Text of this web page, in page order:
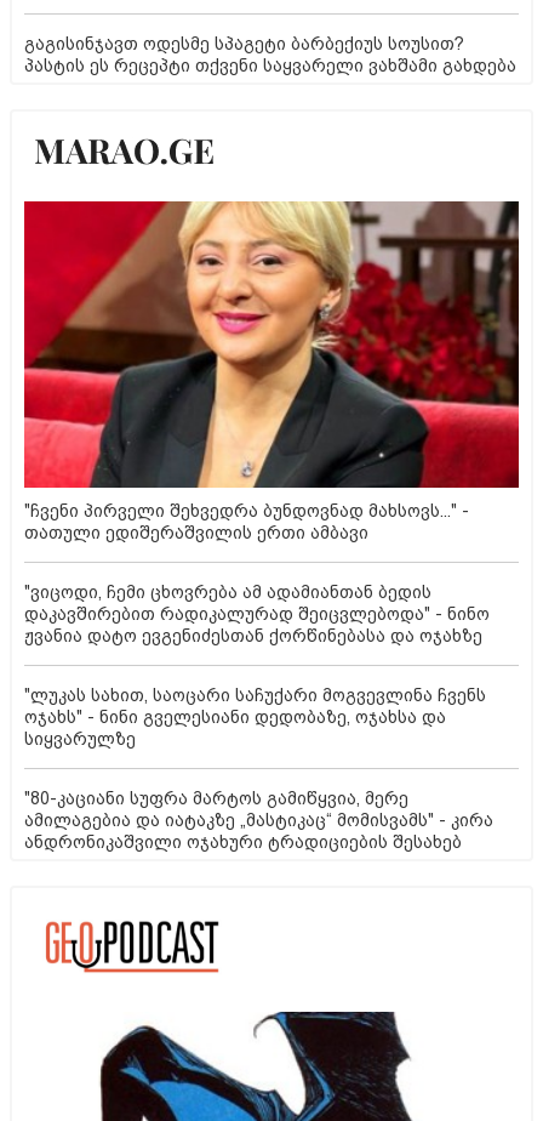
გაგისინჯავთ ოდესმე სპაგეტი ბარბექიუს სოუსით?
პასტის ეს რეცეპტი თქვენი საყვარელი ვახშამი გახდება
"ჩვენი პირველი შეხვედრა ბუნდოვნად მახსოვს..." -
თათული ედიშერაშვილის ერთი ამბავი
"ვიცოდი, ჩემი ცხოვრება ამ ადამიანთან ბედის
დაკავშირებით რადიკალურად შეიცვლებოდა" - ნინო
ჟვანია დატო ევგენიძესთან ქორწინებასა და ოჯახზე
"ლუკას სახით, საოცარი საჩუქარი მოგვევლინა ჩვენს
ოჯახს" - ნინი გველესიანი დედობაზე, ოჯახსა და
სიყვარულზე
"80-კაციანი სუფრა მარტოს გამიწყვია, მერე
ამილაგებია და იატაკზე „მასტიკაც“ მომისვამს" - კირა
ანდრონიკაშვილი ოჯახური ტრადიციების შესახებ